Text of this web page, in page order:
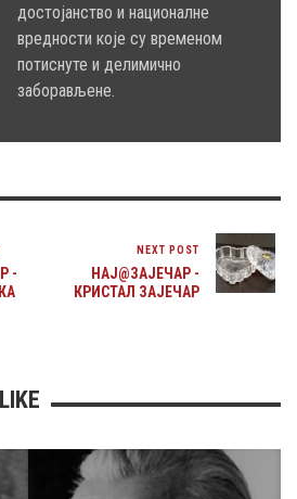
достојанство и националне
вредности које су временом
потиснуте и делимично
заборављене.
-
NEXT POST
НАЈ@ЗАЈЕЧАР -
КРИСТАЛ ЗАЈЕЧАР